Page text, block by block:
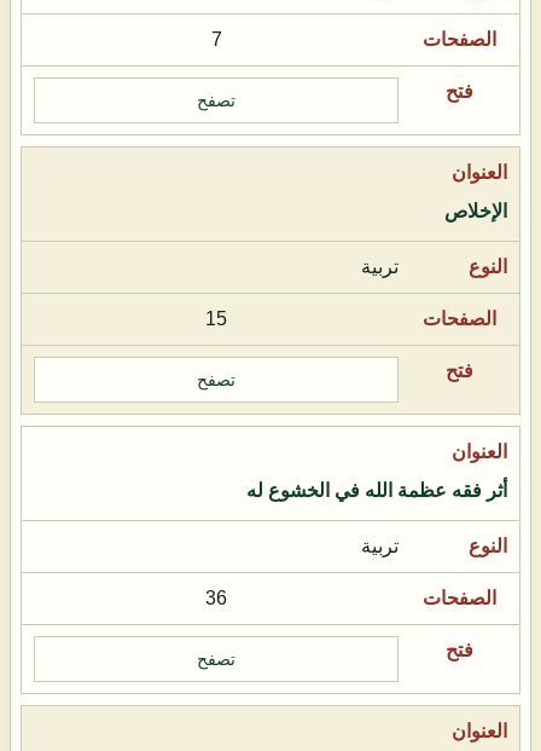
7
تصفح
الإخلاص
تربية
15
تصفح
أثر فقه عظمة الله في الخشوع له
تربية
36
تصفح